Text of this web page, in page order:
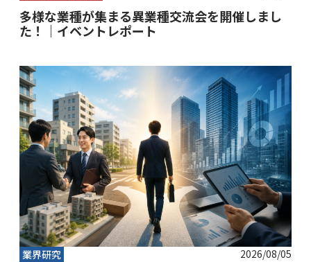
多様な業種が集まる異業種交流会を開催しまし
た！｜イベントレポート
業界研究 2026/08/05